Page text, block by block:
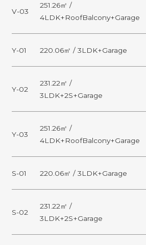
V-03
251.26㎡ /
4LDK+RoofBalcony+Garage
Y-01 220.06㎡ / 3LDK+Garage
Y-02
231.22㎡ /
3LDK+2S+Garage
Y-03
251.26㎡ /
4LDK+RoofBalcony+Garage
S-01 220.06㎡ / 3LDK+Garage
S-02
231.22㎡ /
3LDK+2S+Garage